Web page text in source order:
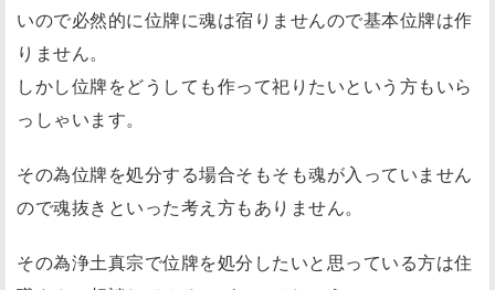
いので必然的に位牌に魂は宿りませんので基本位牌は作
りません。
しかし位牌をどうしても作って祀りたいという方もいら
っしゃいます。
その為位牌を処分する場合そもそも魂が入っていません
ので魂抜きといった考え方もありません。
その為浄土真宗で位牌を処分したいと思っている方は住